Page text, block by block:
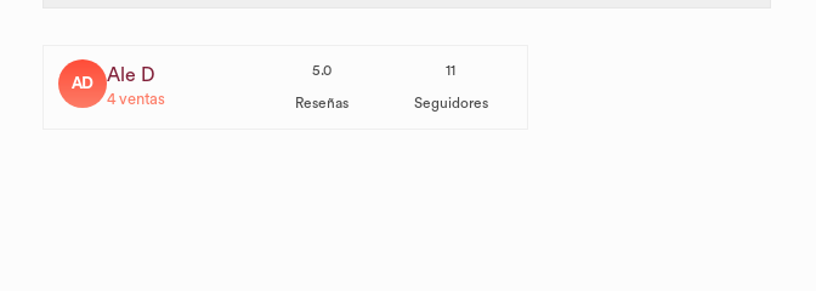
AD Ale D
4ventas
5.0
Reseñas
11
Seguidores